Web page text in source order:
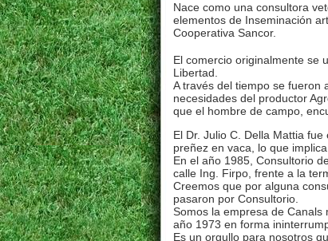
Nace como una consultora
elementos de Inseminación
Cooperativa Sancor.
El comercio originalmente se
Libertad.
A través del tiempo se fueron
necesidades del productor
que el hombre de campo,
El Dr. Julio C. Della Mattia
preñez en vaca, lo que
En el año 1985, Consultorio
calle Ing. Firpo, frente a la
Creemos que por alguna
pasaron por Consultorio.
Somos la empresa de
año 1973 en forma
Es un orgullo para nosotros